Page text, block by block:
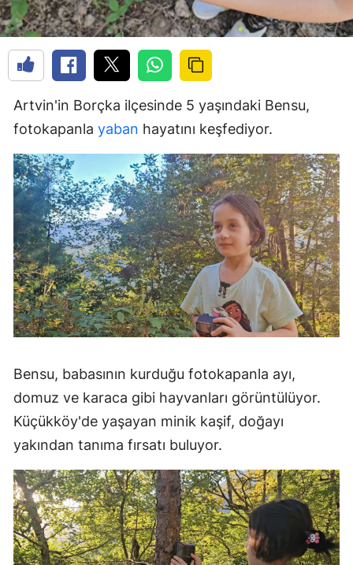
Artvin'in Borçka ilçesinde 5 yaşındaki Bensu,
fotokapanla yaban hayatını keşfediyor.
Bensu, babasının kurduğu fotokapanla ayı,
domuz ve karaca gibi hayvanları görüntülüyor.
Küçükköy'de yaşayan minik kaşif, doğayı
yakından tanıma fırsatı buluyor.